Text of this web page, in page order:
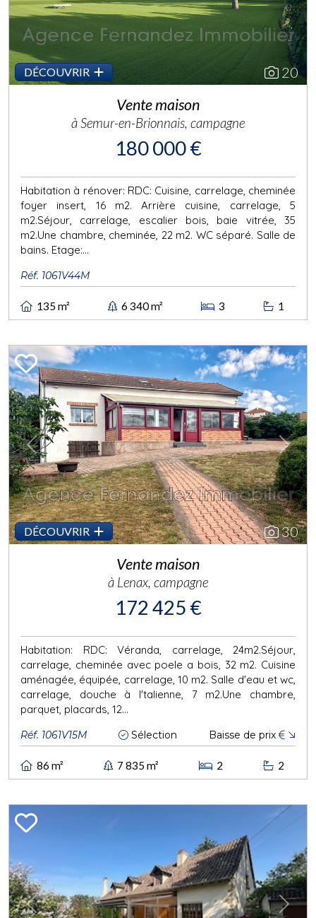
DÉCOUVRIR 20
Vente maison
à Semur-en-Brionnais, campagne
180 000 €
Habitation à rénover: RDC: Cuisine, carrelage, cheminée
foyer insert, 16 m2. Arrière cuisine, carrelage, 5
m2.Séjour, carrelage, escalier bois, baie vitrée, 35
m2.Une chambre, cheminée, 22 m2. WC séparé. Salle de
bains. Etage:...
Réf. 1061V44M
135 m² 6 340 m² 3 1
Previous Next
DÉCOUVRIR 30
Vente maison
à Lenax, campagne
172 425 €
Habitation: RDC: Véranda, carrelage, 24m2.Séjour,
carrelage, cheminée avec poele a bois, 32 m2. Cuisine
aménagée, équipée, carrelage, 10 m2. Salle d'eau et wc,
carrelage, douche à l'talienne, 7 m2.Une chambre,
parquet, placards, 12...
Réf. 1061V15M Sélection Baisse de prix €
86 m² 7 835 m² 2 2
Previous Next